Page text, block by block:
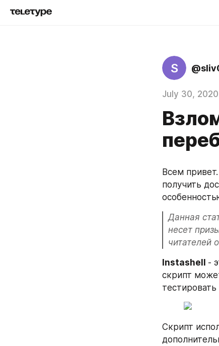
S
July 30, 2020
Всем
получить
Данная
несет
читателей
Instashell -
скрипт
Скрипт